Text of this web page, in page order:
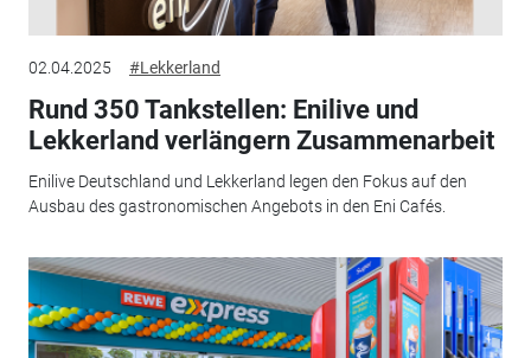
02.04.2025 #Lekkerland
Rund 350 Tankstellen: Enilive und
Lekkerland verlängern Zusammenarbeit
Enilive Deutschland und Lekkerland legen den Fokus auf den
Ausbau des gastronomischen Angebots in den Eni Cafés.